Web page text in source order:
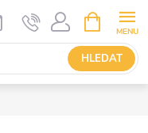
HLEDAT
NÁKUPNÍ
KOŠÍK